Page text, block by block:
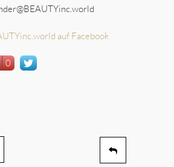
auf Facebook
0